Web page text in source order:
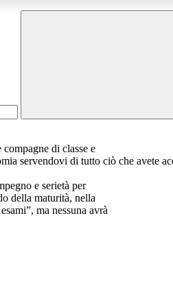
di classe e
servendovi di tutto ciò che avete
e serietà per
della maturità, nella
ma nessuna avrà